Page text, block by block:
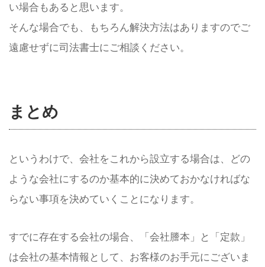
い場合もあると思います。
そんな場合でも、もちろん解決方法はありますのでご
遠慮せずに司法書士にご相談ください。
まとめ
というわけで、会社をこれから設立する場合は、どの
ような会社にするのか基本的に決めておかなければな
らない事項を決めていくことになります。
すでに存在する会社の場合、「会社謄本」と「定款」
は会社の基本情報として、お客様のお手元にございま